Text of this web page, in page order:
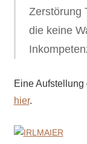
Zerstörung
die keine
Eine Aufstellung
hier.